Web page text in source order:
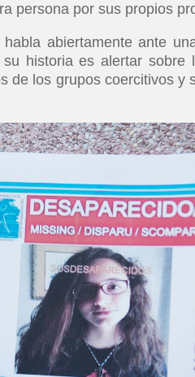
persona por sus propios
abiertamente ante
historia es alertar sobre
de los grupos coercitivos y